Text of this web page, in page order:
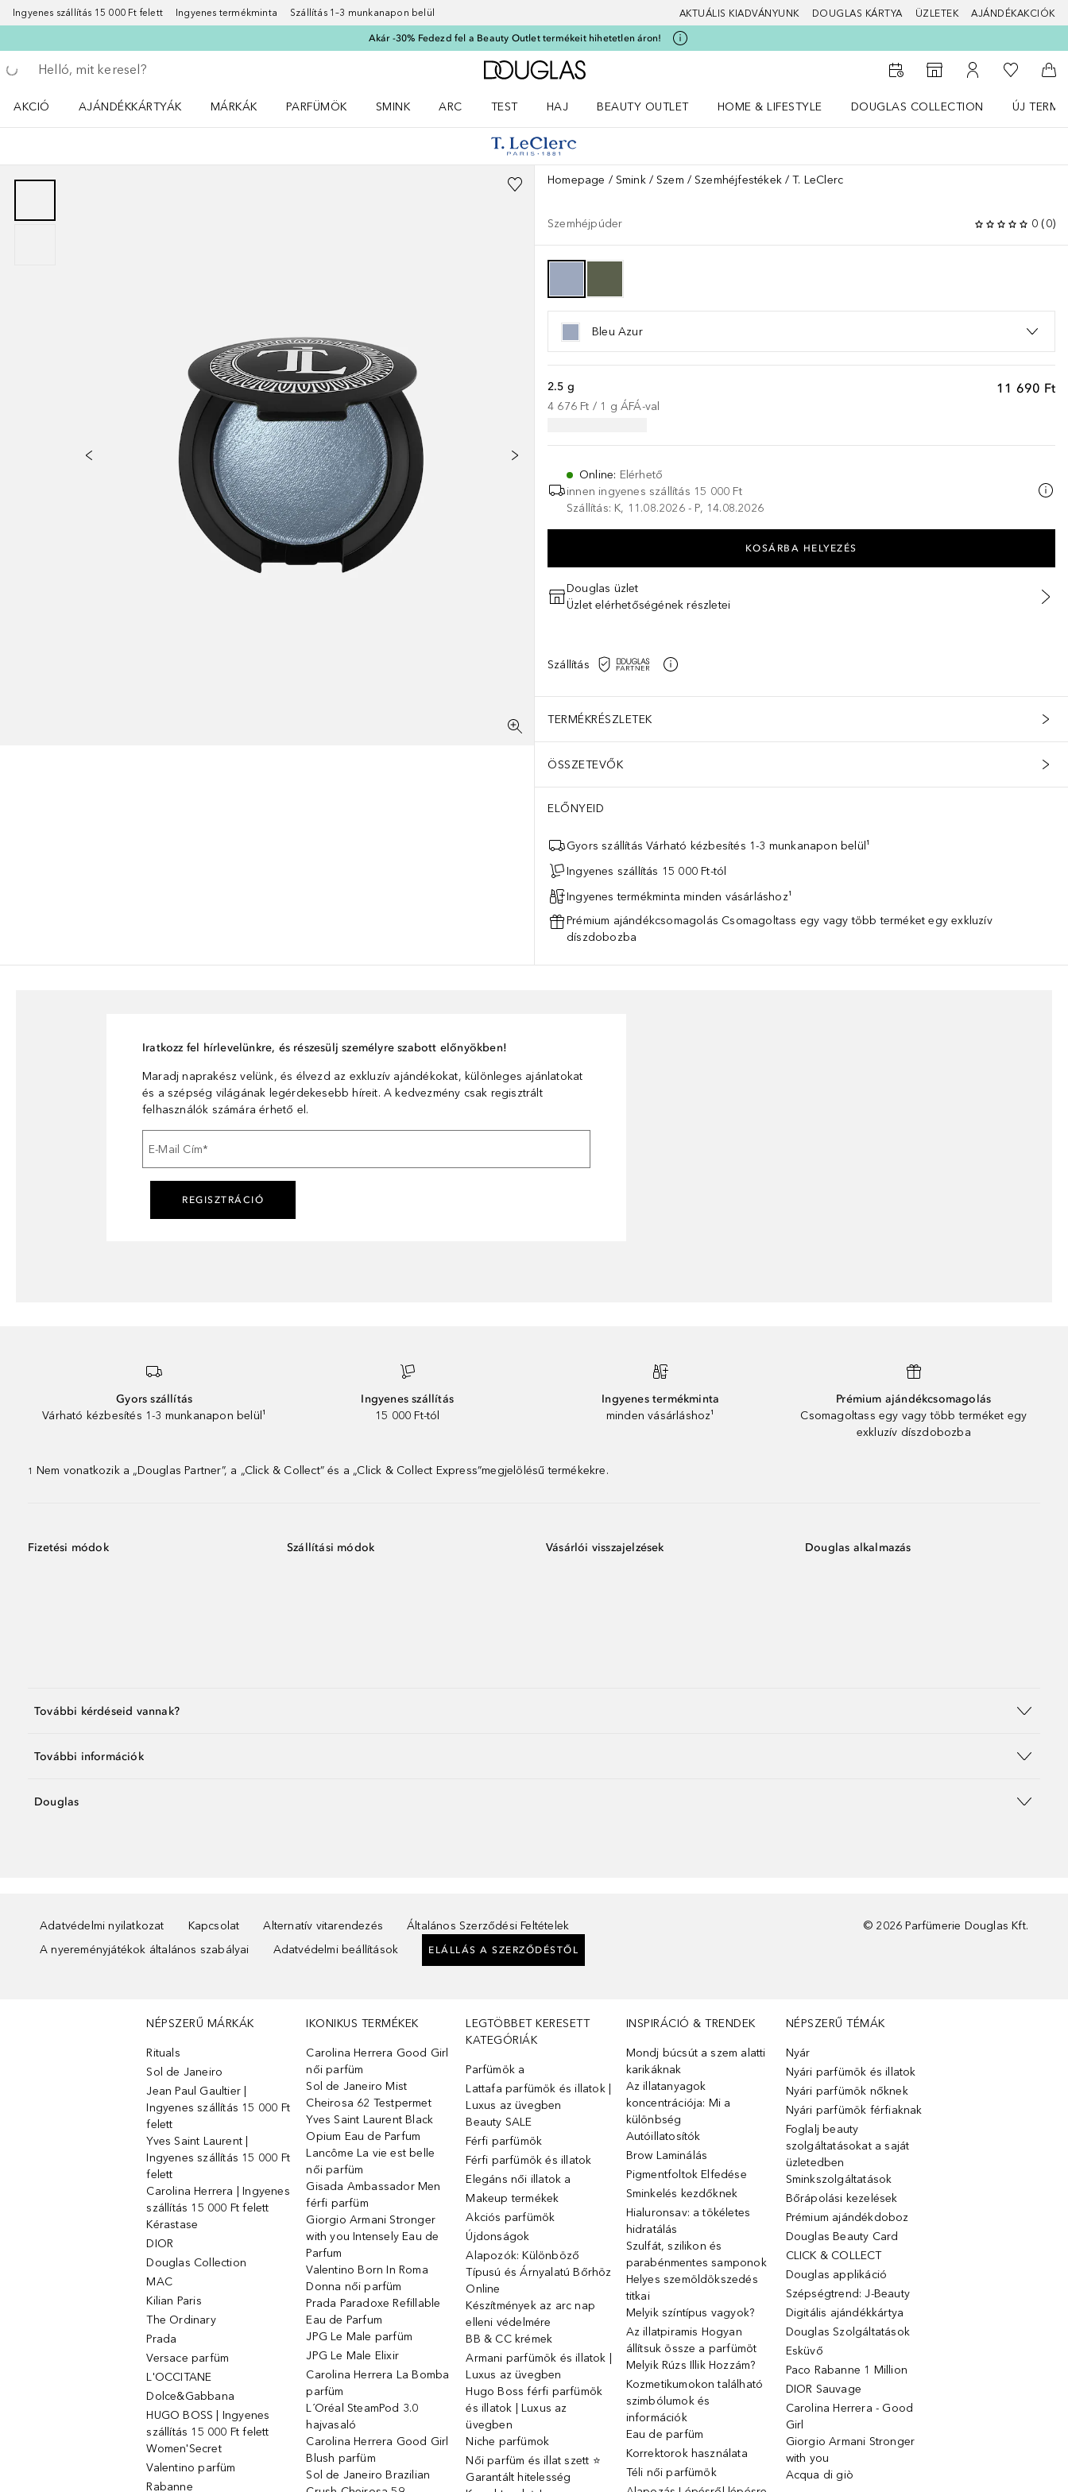
Ingyenes szállítás 15 000 Ft felett Ingyenes termékminta Szállítás 1–3 munkanapon belül AKTUÁLIS KIADVÁNYUNK DOUGLAS KÁRTYA ÜZLETEK AJÁNDÉKAKCIÓK
Akár -30% Fedezd fel a Beauty Outlet termékeit hihetetlen áron!
Menj vissza
Keresés végrehajtása
A Douglas Főoldalra
Az üzletkeresőhöz
A fiókomhoz
A
AKCIÓ
AJÁNDÉKKÁRTYÁK
MÁRKÁK
PARFÜMÖK
SMINK
ARC
TEST
HAJ
BEAUTY OUTLET
HOME & LIFESTYLE
DOUGLAS COLLECTION
ÚJ
Homepage Smink Szem Szemhéjfestékek T. LeClerc
Szemhéjpúder 0 (0)
Bleu Azur
11 690 Ft
2.5 g
4 676 Ft / 1 g ÁFÁ-val
Online: Elérhető
innen ingyenes szállítás 15 000 Ft
Szállítás: K, 11.08.2026 - P, 14.08.2026
KOSÁRBA HELYEZÉS
Douglas üzlet
Üzlet elérhetőségének részletei
Szállítás
TERMÉKRÉSZLETEK
ÖSSZETEVŐK
ELŐNYEID
Gyors szállítás Várható kézbesítés 1-3 munkanapon belül¹
Ingyenes szállítás 15 000 Ft-tól
Ingyenes termékminta minden vásárláshoz¹
Prémium ajándékcsomagolás Csomagoltass egy vagy több terméket egy exkluzív
díszdobozba
Iratkozz fel hírlevelünkre, és részesülj személyre szabott előnyökben!
Maradj naprakész velünk, és élvezd az exkluzív ajándékokat, különleges ajánlatokat
és a szépség világának legérdekesebb híreit. A kedvezmény csak regisztrált
felhasználók számára érhető el.
E-Mail Cím*
REGISZTRÁCIÓ
Gyors szállítás
Várható kézbesítés 1-3 munkanapon belül¹
Ingyenes szállítás
15 000 Ft-tól
Ingyenes termékminta
minden vásárláshoz¹
Prémium ajándékcsomagolás
Csomagoltass egy vagy több terméket egy
exkluzív díszdobozba
1 Nem vonatkozik a „Douglas Partner”, a „Click & Collect” és a „Click & Collect Express”megjelölésű termékekre.
Fizetési módok Szállítási módok Vásárlói visszajelzések Douglas alkalmazás
További kérdéseid vannak?
További információk
Douglas
Adatvédelmi nyilatkozat Kapcsolat Alternatív vitarendezés
Általános Szerződési Feltételek
A nyereményjátékok általános szabályai
Adatvédelmi beállítások ELÁLLÁS A SZERZŐDÉSTŐL
© 2026 Parfümerie Douglas Kft.
NÉPSZERŰ MÁRKÁK
Rituals
Sol de Janeiro
Jean Paul Gaultier |
Ingyenes szállítás 15 000 Ft
felett
Yves Saint Laurent |
Ingyenes szállítás 15 000 Ft
felett
Carolina Herrera | Ingyenes
szállítás 15 000 Ft felett
Kérastase
DIOR
Douglas Collection
MAC
Kilian Paris
The Ordinary
Prada
Versace parfüm
L'OCCITANE
Dolce&Gabbana
HUGO BOSS | Ingyenes
szállítás 15 000 Ft felett
Women'Secret
Valentino parfüm
Rabanne
IKONIKUS TERMÉKEK
Carolina Herrera Good Girl
női parfüm
Sol de Janeiro Mist
Cheirosa 62 Testpermet
Yves Saint Laurent Black
Opium Eau de Parfum
Lancôme La vie est belle
női parfüm
Gisada Ambassador Men
férfi parfüm
Giorgio Armani Stronger
with you Intensely Eau de
Parfum
Valentino Born In Roma
Donna női parfüm
Prada Paradoxe Refillable
Eau de Parfum
JPG Le Male parfüm
JPG Le Male Elixir
Carolina Herrera La Bomba
parfüm
L´Oréal SteamPod 3.0
hajvasaló
Carolina Herrera Good Girl
Blush parfüm
Sol de Janeiro Brazilian
LEGTÖBBET KERESETT
KATEGÓRIÁK
Parfümök ️a
Lattafa parfümök és illatok |
Luxus az üvegben
Beauty SALE
Férfi parfümök
Férfi parfümök és illatok
Elegáns női illatok ️a
Makeup termékek
Akciós parfümök
Újdonságok
Alapozók: Különböző
Típusú és Árnyalatú Bőrhöz
Online
Készítmények az arc nap
elleni védelmére
BB & CC krémek
Armani parfümök és illatok |
Luxus az üvegben
Hugo Boss férfi parfümök
és illatok | Luxus az
üvegben
Niche parfümok
Női parfüm és illat szett ⭐
Garantált hitelesség
INSPIRÁCIÓ & TRENDEK
Mondj búcsút a szem alatti
karikáknak
Az illatanyagok
koncentrációja: Mi a
különbség
Autóillatosítók
Brow Laminálás
Pigmentfoltok Elfedése
Sminkelés kezdőknek
Hialuronsav: a tökéletes
hidratálás
Szulfát, szilikon és
parabénmentes samponok
Helyes szemöldökszedés
titkai
Melyik színtípus vagyok?
Az illatpiramis Hogyan
állítsuk össze a parfümöt
Melyik Rúzs Illik Hozzám?
Kozmetikumokon található
szimbólumok és
információk
Eau de parfüm
Korrektorok használata
Téli női parfümök
NÉPSZERŰ TÉMÁK
Nyár
Nyári parfümök és illatok
Nyári parfümök nőknek
Nyári parfümök férfiaknak
Foglalj beauty
szolgáltatásokat a saját
üzletedben
Sminkszolgáltatások
Bőrápolási kezelések
Prémium ajándékdoboz
Douglas Beauty Card
CLICK & COLLECT
Douglas applikáció
Szépségtrend: J-Beauty
Digitális ajándékkártya
Douglas Szolgáltatások
Esküvő
Paco Rabanne 1 Million
DIOR Sauvage
Carolina Herrera - Good
Girl
Giorgio Armani Stronger
with you
Acqua di giò